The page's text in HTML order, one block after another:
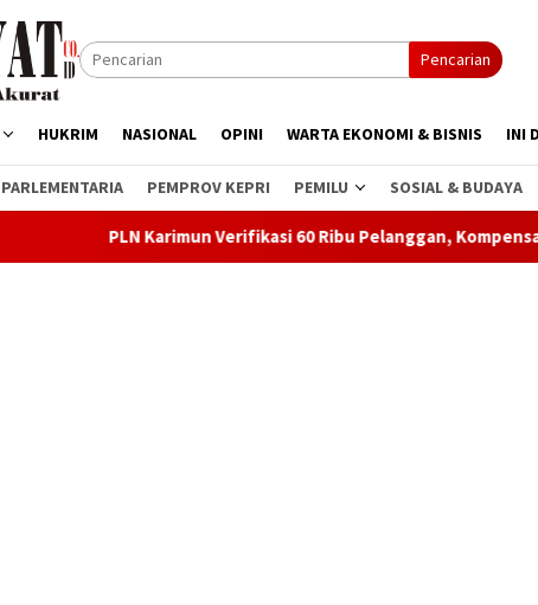
Pencarian
HUKRIM NASIONAL OPINI WARTA EKONOMI & BISNIS INI
PARLEMENTARIA PEMPROV KEPRI PEMILU SOSIAL & BUDAYA
Karimun Verifikasi 60 Ribu Pelanggan, Kompensasi Blackout